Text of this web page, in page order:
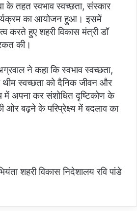
के तहत स्वभाव स्वच्छता, संस्कार
का आयोजन हुआ। इसमें
करते हुए शहरी विकास मंत्री डॉ
की।
ने कहा कि स्वभाव स्वच्छता,
स्वच्छता को दैनिक जीवन और
अपना कर संशोधित दृष्टिकोण के
ओर बढ़ने के परिप्रेक्ष्य में बदलाव का
शहरी विकास निदेशालय रवि पांडे